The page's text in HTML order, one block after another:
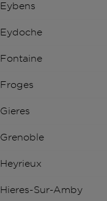
Eybens
Eydoche
Fontaine
Froges
Gieres
Grenoble
Heyrieux
Hieres-Sur-Amby